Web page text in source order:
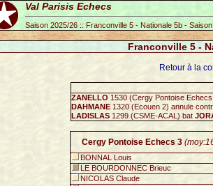
Val Parisis Echecs
Saison 2025/26 :: Franconville 5 - Nationale 5b -
Franconville 5 -
Retour à la
ZANELLO 1530 (Cergy Pontoise
DAHMANE 1320 (Ecouen 2) annule
LADISLAS 1299 (CSME-ACAL) bat
Cergy Pontoise Echecs 3
BONNAL Louis
LE BOURDONNEC Brieuc
NICOLAS Claude